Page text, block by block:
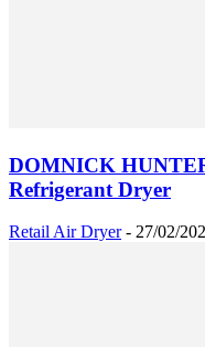
DOMNICK
Refrigerant Dryer
Retail Air Dryer - 27/02/